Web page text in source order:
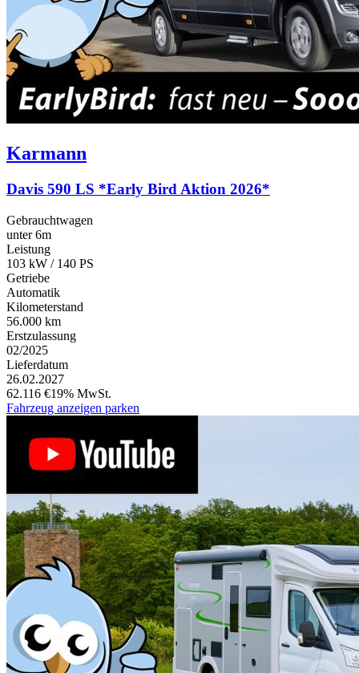
Karmann
Davis 590 LS *Early Bird Aktion 2026*
Gebrauchtwagen
unter 6m
Leistung
103 kW / 140 PS
Getriebe
Automatik
Kilometerstand
56.000 km
Erstzulassung
02/2025
Lieferdatum
26.02.2027
62.116 €19% MwSt.
Fahrzeug anzeigen parken